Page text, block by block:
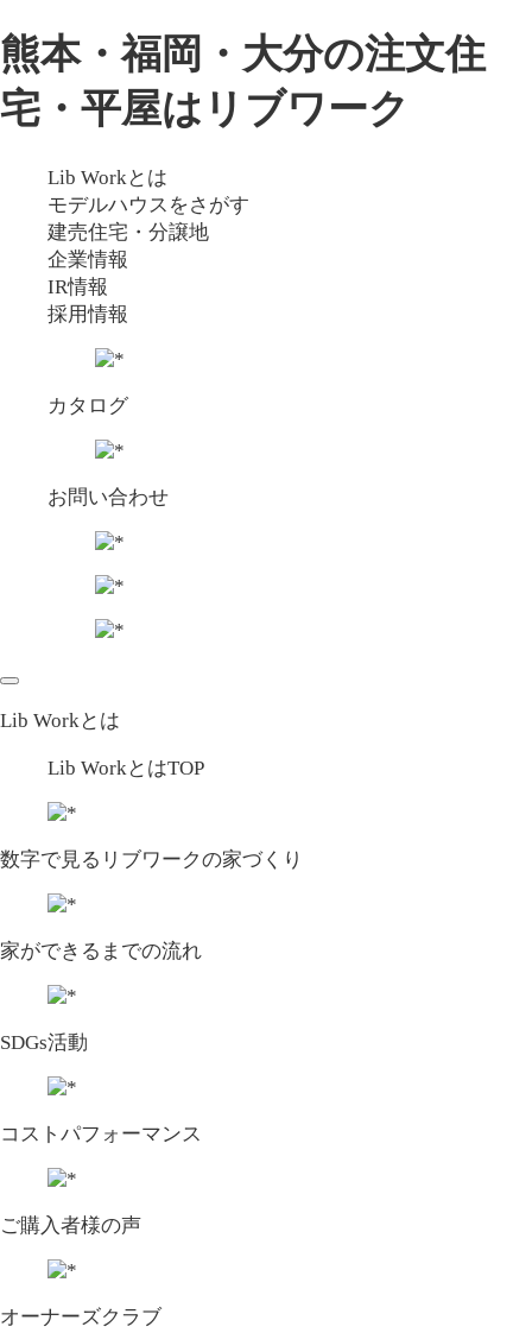
熊本・福岡・大分の注文住
宅・平屋はリブワーク
Lib Workとは
モデルハウスをさがす
建売住宅・分譲地
企業情報
IR情報
採用情報
カタログ
お問い合わせ
Lib Workとは
Lib WorkとはTOP
数字で⾒るリブワークの家づくり
家ができるまでの流れ
SDGs活動
コストパフォーマンス
ご購入者様の声
オーナーズクラブ